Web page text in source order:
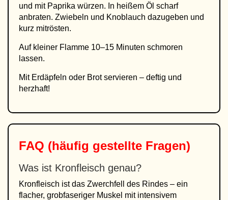
und mit Paprika würzen. In heißem Öl scharf
anbraten. Zwiebeln und Knoblauch dazugeben und
kurz mitrösten.
Auf kleiner Flamme 10–15 Minuten schmoren
lassen.
Mit Erdäpfeln oder Brot servieren – deftig und
herzhaft!
FAQ (häufig gestellte Fragen)
Was ist Kronfleisch genau?
Kronfleisch ist das Zwerchfell des Rindes – ein
flacher, grobfaseriger Muskel mit intensivem